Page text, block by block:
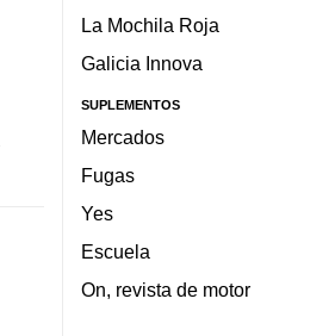
La Mochila Roja
Galicia Innova
SUPLEMENTOS
Mercados
Fugas
Yes
Escuela
On, revista de motor